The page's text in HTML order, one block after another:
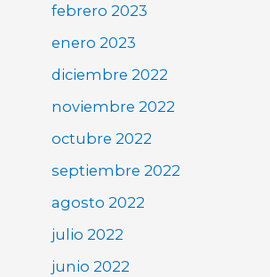
febrero 2023
enero 2023
diciembre 2022
noviembre 2022
octubre 2022
septiembre 2022
agosto 2022
julio 2022
junio 2022